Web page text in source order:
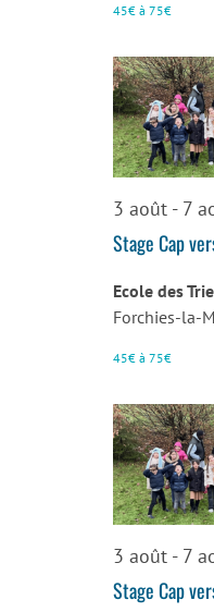
45€ à 75€
3 août- 7
Stage Cap
Ecole des
Forchies-la-
45€ à 75€
3 août- 7
Stage Cap